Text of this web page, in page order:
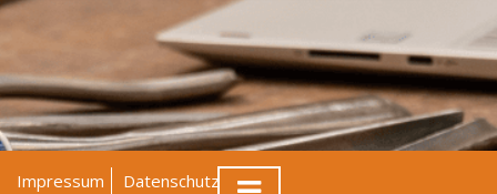
Impressum Datenschutz AGB